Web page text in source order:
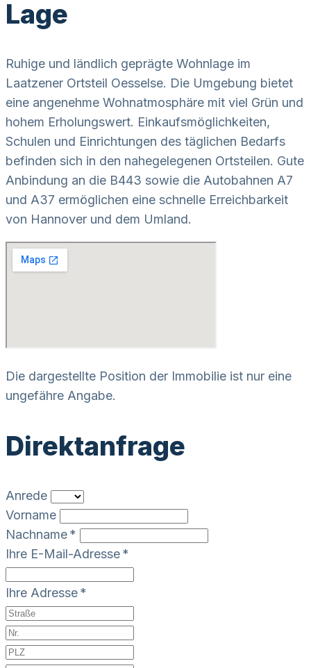
Lage
Ruhige und ländlich geprägte Wohnlage im
Laatzener Ortsteil Oesselse. Die Umgebung bietet
eine angenehme Wohnatmosphäre mit viel Grün und
hohem Erholungswert. Einkaufsmöglichkeiten,
Schulen und Einrichtungen des täglichen Bedarfs
befinden sich in den nahegelegenen Ortsteilen. Gute
Anbindung an die B443 sowie die Autobahnen A7
und A37 ermöglichen eine schnelle Erreichbarkeit
von Hannover und dem Umland.
Die dargestellte Position der Immobilie ist nur eine
ungefähre Angabe.
Direktanfrage
Anrede
Vorname
Nachname *
Ihre E-Mail-Adresse *
Ihre Adresse *